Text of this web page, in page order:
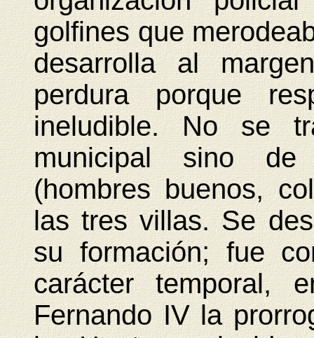
golfines que
desarrolla al
perdura porque
ineludible. No se
municipal sino de
(hombres buenos,
las tres villas. Se
su formación; fue
carácter temporal,
Fernando IV la